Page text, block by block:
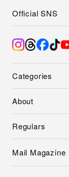
Categories
About
Regulars
Official SNS
Mail Magazine